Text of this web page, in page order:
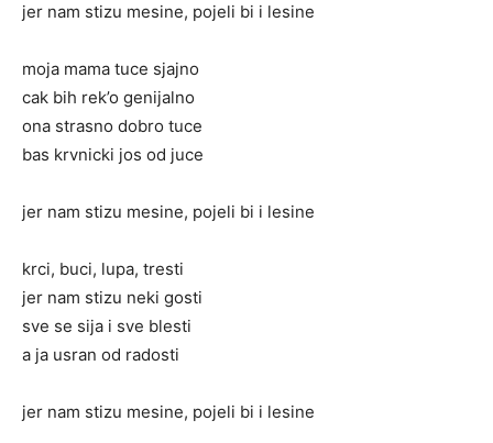
jer nam stizu mesine, pojeli bi i lesine
moja mama tuce sjajno
cak bih rek’o genijalno
ona strasno dobro tuce
bas krvnicki jos od juce
jer nam stizu mesine, pojeli bi i lesine
krci, buci, lupa, tresti
jer nam stizu neki gosti
sve se sija i sve blesti
a ja usran od radosti
jer nam stizu mesine, pojeli bi i lesine